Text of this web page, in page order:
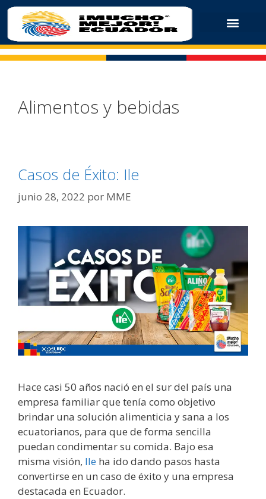
Alimentos y bebidas
Casos de Éxito: Ile
junio 28, 2022 por MME
Hace casi 50 años nació en el sur del país una
empresa familiar que tenía como objetivo
brindar una solución alimenticia y sana a los
ecuatorianos, para que de forma sencilla
puedan condimentar su comida. Bajo esa
misma visión, Ile ha ido dando pasos hasta
convertirse en un caso de éxito y una empresa
destacada en Ecuador.